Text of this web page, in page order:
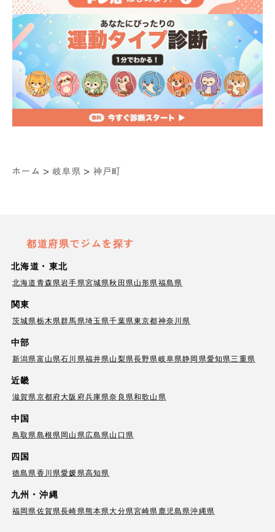
ホーム > 岐阜県 > 神戸町
都道府県でジムを探す
北海道・東北
北海道青森県岩手県宮城県秋田県山形県福島県
関東
茨城県栃木県群馬県埼玉県千葉県東京都神奈川県
中部
新潟県富山県石川県福井県山梨県長野県岐阜県静岡県愛知県三重県
近畿
滋賀県京都府大阪府兵庫県奈良県和歌山県
中国
鳥取県島根県岡山県広島県山口県
四国
徳島県香川県愛媛県高知県
九州・沖縄
福岡県佐賀県長崎県熊本県大分県宮崎県 鹿児島県沖縄県